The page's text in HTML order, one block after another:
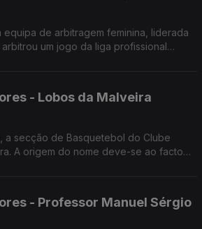
equipa de arbitragem feminina, liderada
um jogo da liga profissional
- Lobos da Malveira
a secção de Basquetebol do Clube
A origem do nome deve-se ao facto
- Professor Manuel Sérgio